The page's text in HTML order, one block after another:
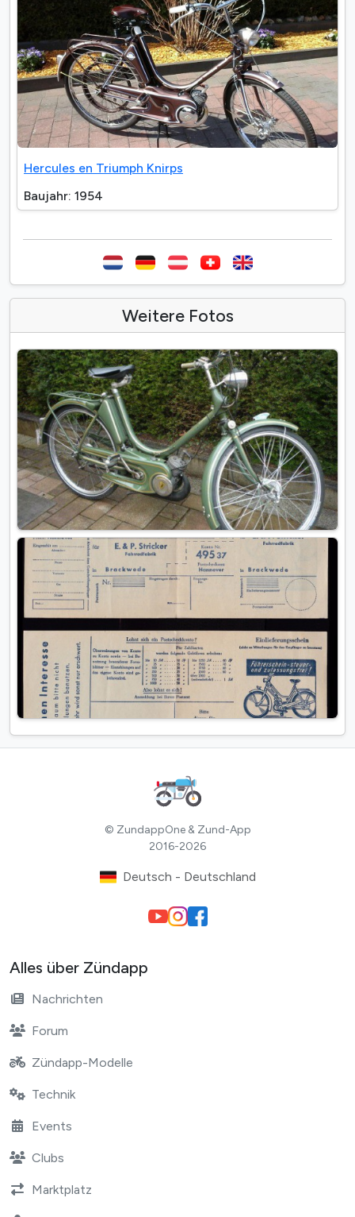
Hercules en Triumph Knirps
Baujahr: 1954
Weitere Fotos
© ZundappOne & Zund-App
2016-2026
Deutsch - Deutschland
Alles über Zündapp
Nachrichten
Forum
Zündapp-Modelle
Technik
Events
Clubs
Marktplatz